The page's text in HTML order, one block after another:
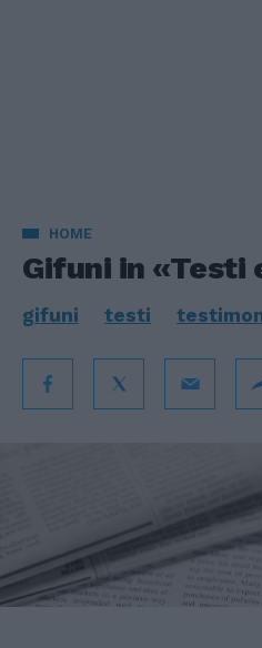
HOME
Gifuni in «Testi
gifuni testi